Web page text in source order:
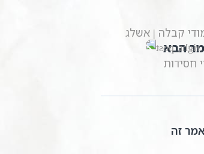
קבלה | אשלג
הבא
זה